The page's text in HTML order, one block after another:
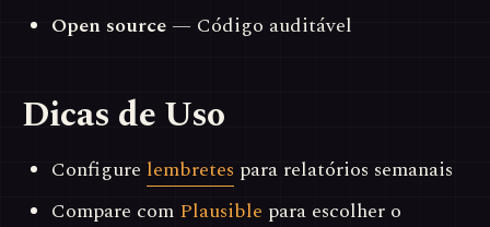
Open source — Código auditável
Dicas de Uso
Configure lembretes para relatórios semanais
Compare com Plausible para escolher o